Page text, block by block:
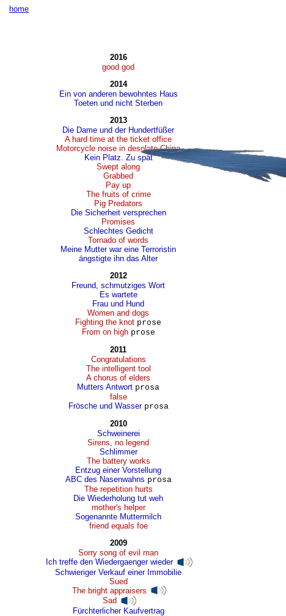
home
2016
good god
2014
Ein von anderen bewohntes Haus
Toeten und nicht Sterben
2013
Die Dame und der Hundertfüßer
A hard time at the ticket office
Motorcycle noise in desolate China
Kein Platz. Zu spät
Swept along
Grabbed
Pay up
The fruits of crime
Pig Predators
Die Sicherheit versprechen
Promises
Schlechtes Gedicht
Tornado of words
Meine Mutter war eine Terroristin
ängstigte ihn das Alter
2012
Freund, schmutziges Wort
Es wartete
Frau und Hund
Women and dogs
Fighting the knot prose
From on high prose
2011
Congratulations
The intelligent tool
A chorus of elders
Mutters Antwort prosa
false
Frösche und Wasser prosa
2010
Schweinerei
Sirens, no legend
Schlimmer
The battery works
Entzug einer Vorstellung
ABC des Nasenwahns prosa
The repetition hurts
Die Wiederholung tut weh
mother's helper
Sogenannte Muttermilch
friend equals foe
2009
Sorry song of evil man
Ich treffe den Wiedergaenger wieder
Schwieriger Verkauf einer Immobilie
Sued
The bright appraisers
Sad
Fürchterlicher Kaufvertrag